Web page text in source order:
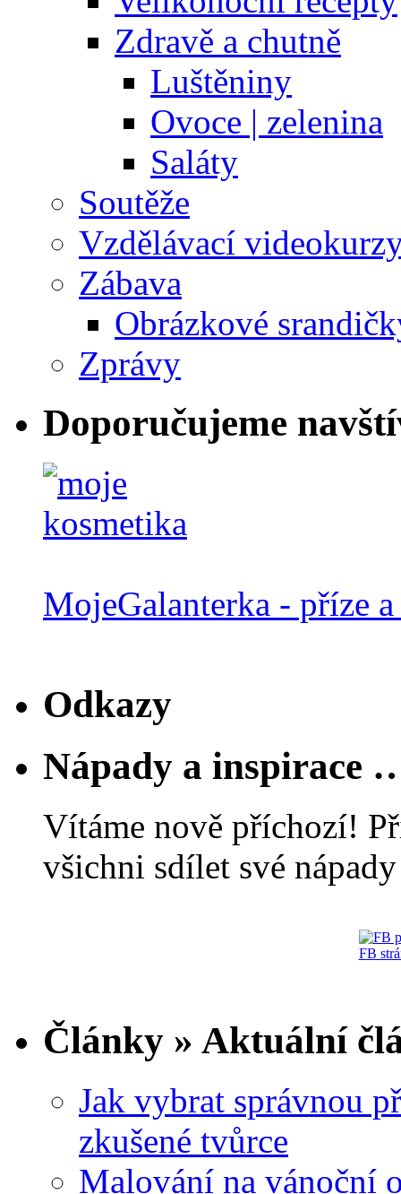
Zdravě a chutně
Luštěniny
Ovoce | zelenina
Saláty
Soutěže
Vzdělávací
Zábava
Obrázkové
Zprávy
Doporučujeme
MojeGalanterka - příze
Odkazy
Nápady a inspirace
Vítáme nově příchozí!
všichni sdílet své
FB
Články » Aktuální
Jak vybrat správnou
zkušené tvůrce
Malování na vánoční